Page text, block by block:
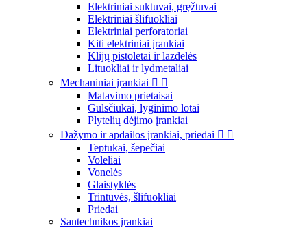
Elektriniai suktuvai, gręžtuvai
Elektriniai šlifuokliai
Elektriniai perforatoriai
Kiti elektriniai įrankiai
Klijų pistoletai ir lazdelės
Lituokliai ir lydmetaliai
Mechaniniai įrankiai  
Matavimo prietaisai
Gulsčiukai, lyginimo lotai
Plytelių dėjimo įrankiai
Dažymo ir apdailos įrankiai, priedai  
Teptukai, šepečiai
Voleliai
Vonelės
Glaistyklės
Trintuvės, šlifuokliai
Priedai
Santechnikos įrankiai